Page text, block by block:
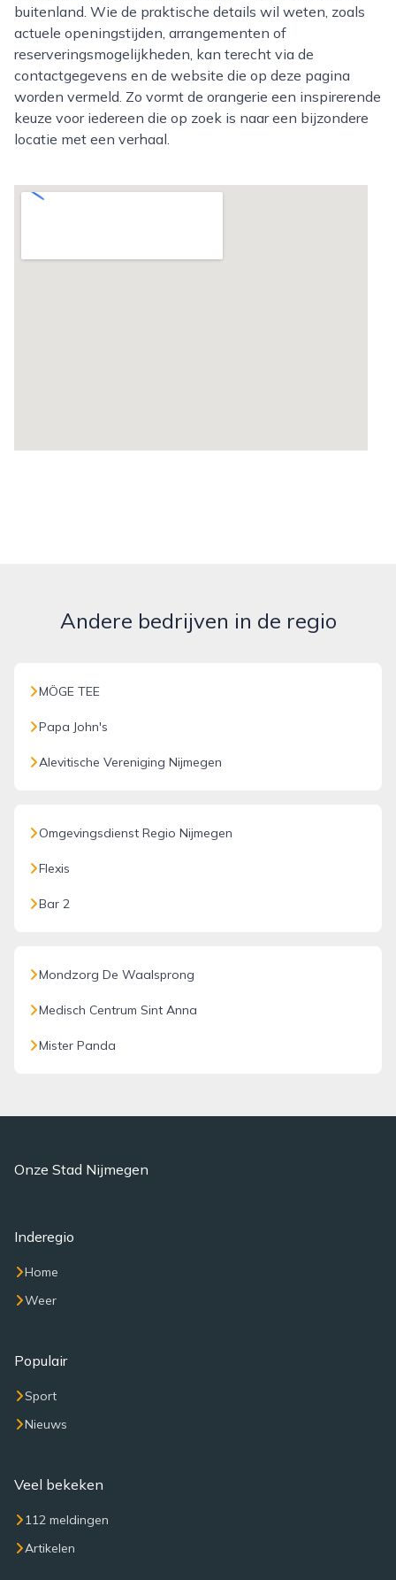
buitenland. Wie de praktische details wil weten, zoals
actuele openingstijden, arrangementen of
reserveringsmogelijkheden, kan terecht via de
contactgegevens en de website die op deze pagina
worden vermeld. Zo vormt de orangerie een inspirerende
keuze voor iedereen die op zoek is naar een bijzondere
locatie met een verhaal.
Andere bedrijven in de regio
MÖGE TEE
Papa John's
Alevitische Vereniging Nijmegen
Omgevingsdienst Regio Nijmegen
Flexis
Bar 2
Mondzorg De Waalsprong
Medisch Centrum Sint Anna
Mister Panda
Onze Stad Nijmegen
Inderegio
Home
Weer
Populair
Sport
Nieuws
Veel bekeken
112 meldingen
Artikelen